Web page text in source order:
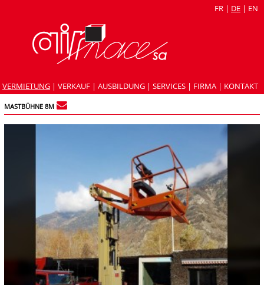
FR | DE | EN
VERMIETUNG | VERKAUF | AUSBILDUNG | SERVICES | FIRMA | KONTAKT
MASTBÜHNE 8M